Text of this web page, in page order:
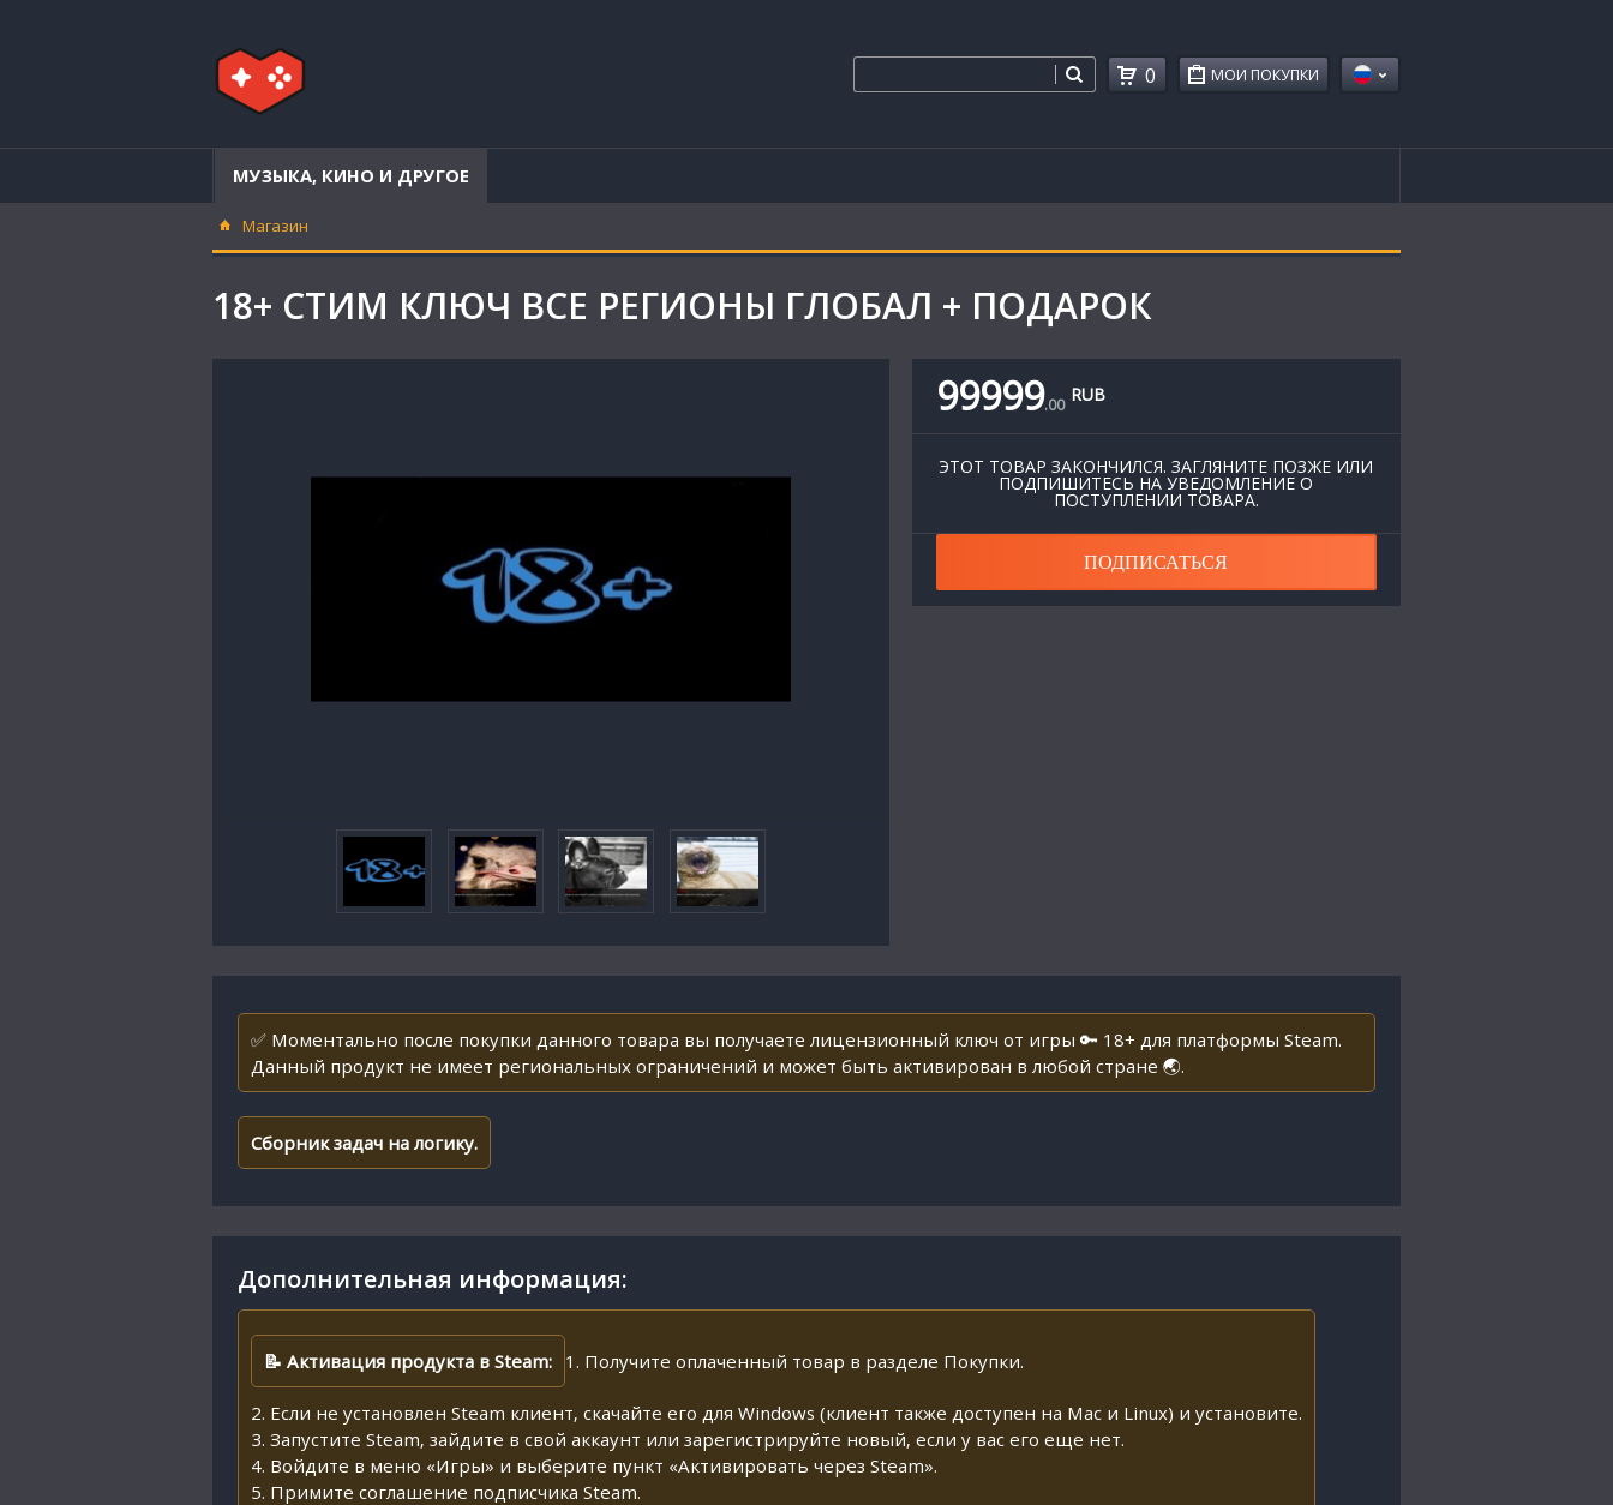
МОИ ПОКУПКИ
0
МУЗЫКА, КИНО И ДРУГОЕ
Магазин
18+ СТИМ КЛЮЧ ВСЕ РЕГИОНЫ ГЛОБАЛ + ПОДАРОК
99999.00 RUB
ЭТОТ ТОВАР ЗАКОНЧИЛСЯ. ЗАГЛЯНИТЕ ПОЗЖЕ ИЛИ
ПОДПИШИТЕСЬ НА УВЕДОМЛЕНИЕ О
ПОСТУПЛЕНИИ ТОВАРА.
ПОДПИСАТЬСЯ
✅ Моментально после покупки данного товара вы получаете лицензионный ключ от игры 🔑 18+ для платформы Steam.
Данный продукт не имеет региональных ограничений и может быть активирован в любой стране 🌏.
Сборник задач на логику.
Дополнительная информация:
📝 Активация продукта в Steam: 1. Получите оплаченный товар в разделе Покупки.
2. Если не установлен Steam клиент, скачайте его для Windows (клиент также доступен на Mac и Linux) и установите.
3. Запустите Steam, зайдите в свой аккаунт или зарегистрируйте новый, если у вас его еще нет.
4. Войдите в меню «Игры» и выберите пункт «Активировать через Steam».
5. Примите соглашение подписчика Steam.